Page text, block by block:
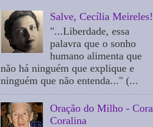
Salve, Cecília Meireles!
"...Liberdade, essa
palavra que o sonho
humano alimenta que
não há ninguém que explique e
ninguém que não entenda..." (...
Oração do Milho - Cora
Coralina